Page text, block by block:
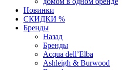
Новинки
СКИДКИ %
Бренды
Назад
Бренды
Acqua dell’Elba
Ashleigh & Burwood